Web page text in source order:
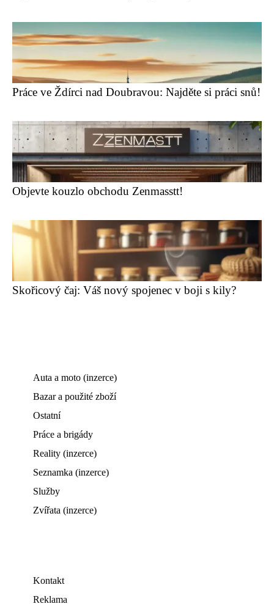
Práce ve Ždírci nad Doubravou: Najděte si práci snů!
Objevte kouzlo obchodu Zenmasstt!
Skořicový čaj: Váš nový spojenec v boji s kily?
Auta a moto (inzerce)
Bazar a použité zboží
Ostatní
Práce a brigády
Reality (inzerce)
Seznamka (inzerce)
Služby
Zvířata (inzerce)
Kontakt
Reklama